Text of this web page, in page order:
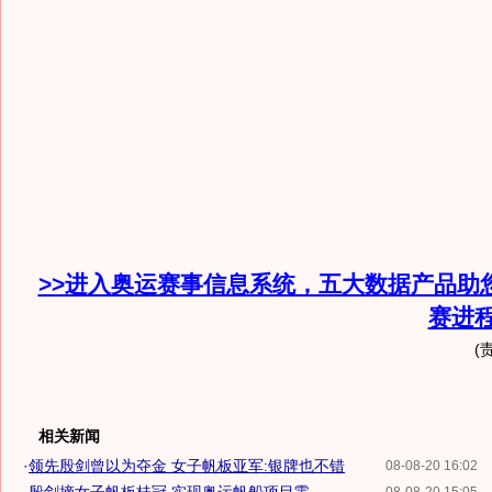
>>进入奥运赛事信息系统，五大数据产品助
赛进
(
相关新闻
08-08-20 16:02
·领先殷剑曾以为夺金 女子帆板亚军:银牌也不错